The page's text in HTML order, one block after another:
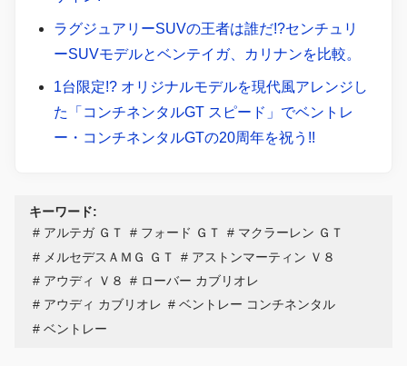
ラグジュアリーSUVの王者は誰だ!?センチュリ
ーSUVモデルとベンテイガ、カリナンを比較。
1台限定!? オリジナルモデルを現代風アレンジし
た「コンチネンタルGT スピード」でベントレ
ー・コンチネンタルGTの20周年を祝う!!
キーワード:
アルテガ ＧＴ
フォード ＧＴ
マクラーレン ＧＴ
メルセデスＡＭＧ ＧＴ
アストンマーティン Ｖ８
アウディ Ｖ８
ローバー カブリオレ
アウディ カブリオレ
ベントレー コンチネンタル
ベントレー